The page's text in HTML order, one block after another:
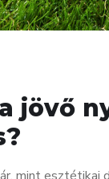
jövő